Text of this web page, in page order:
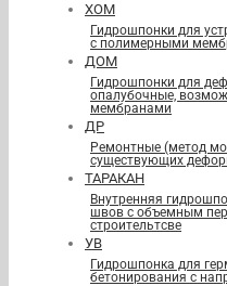
ХОМ
Гидрошпонки для
с полимерными
ДОМ
Гидрошпонки для
опалубочные,
мембранами
ДР
Ремонтные (метод
существующих
ТАРАКАН
Внутренняя
швов с объемным
строительтсве
УВ
Гидрошпонка для
бетонирования с